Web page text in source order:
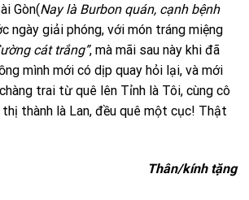
Gòn(Nay là Burbon quán, cạnh bệnh
ngày giải phóng, với món tráng miệng
cát trắng”, mà mãi sau này khi đã
mình mới có dịp quay hỏi lại, và mới
trai từ quê lên Tỉnh là Tôi, cùng cô
thành là Lan, đều quê một cục! Thật
Thân/kính tặng